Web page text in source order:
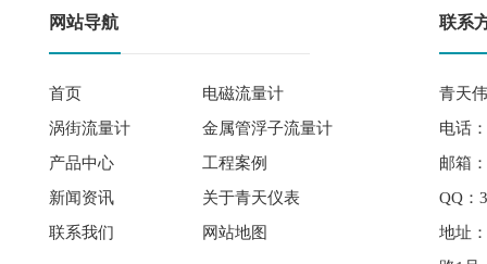
网站导航
首页
电磁流量计
涡街流量计
金属管浮子流量计
产品中心
工程案例
新闻资讯
关于青天仪表
联系我们
网站地图
联系
青天
电话
邮箱
QQ：
地址